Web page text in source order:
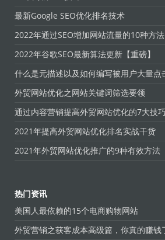
最新Google SEO优化排名技术
2022年通过SEO增加网站流量的10种方法
2022年谷歌SEO最新算法更新【重磅】
什么是元描述以及如何编写被用户大量点
外贸网站优化之网站关键词筛选要领
通过内容营销提高外贸网站优化的7大技巧
2021年提高外贸网站优化排名实战干货
2021年外贸网站优化推广的9种有效方法
热门资讯
美国人最依赖的15个电商购物网站
外贸营销之获客成本高级篇，你真的赚钱